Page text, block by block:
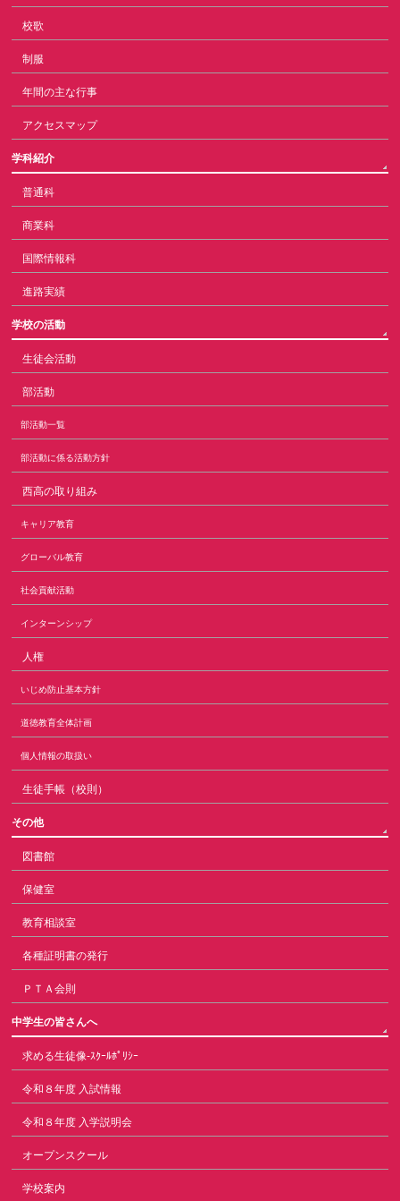
校歌
制服
年間の主な行事
アクセスマップ
学科紹介
普通科
商業科
国際情報科
進路実績
学校の活動
生徒会活動
部活動
部活動一覧
部活動に係る活動方針
西高の取り組み
キャリア教育
グローバル教育
社会貢献活動
インターンシップ
人権
いじめ防止基本方針
道徳教育全体計画
個人情報の取扱い
生徒手帳（校則）
その他
図書館
保健室
教育相談室
各種証明書の発行
ＰＴＡ会則
中学生の皆さんへ
求める生徒像-ｽｸｰﾙﾎﾟﾘｼｰ
令和８年度 入試情報
令和８年度 入学説明会
オープンスクール
学校案内